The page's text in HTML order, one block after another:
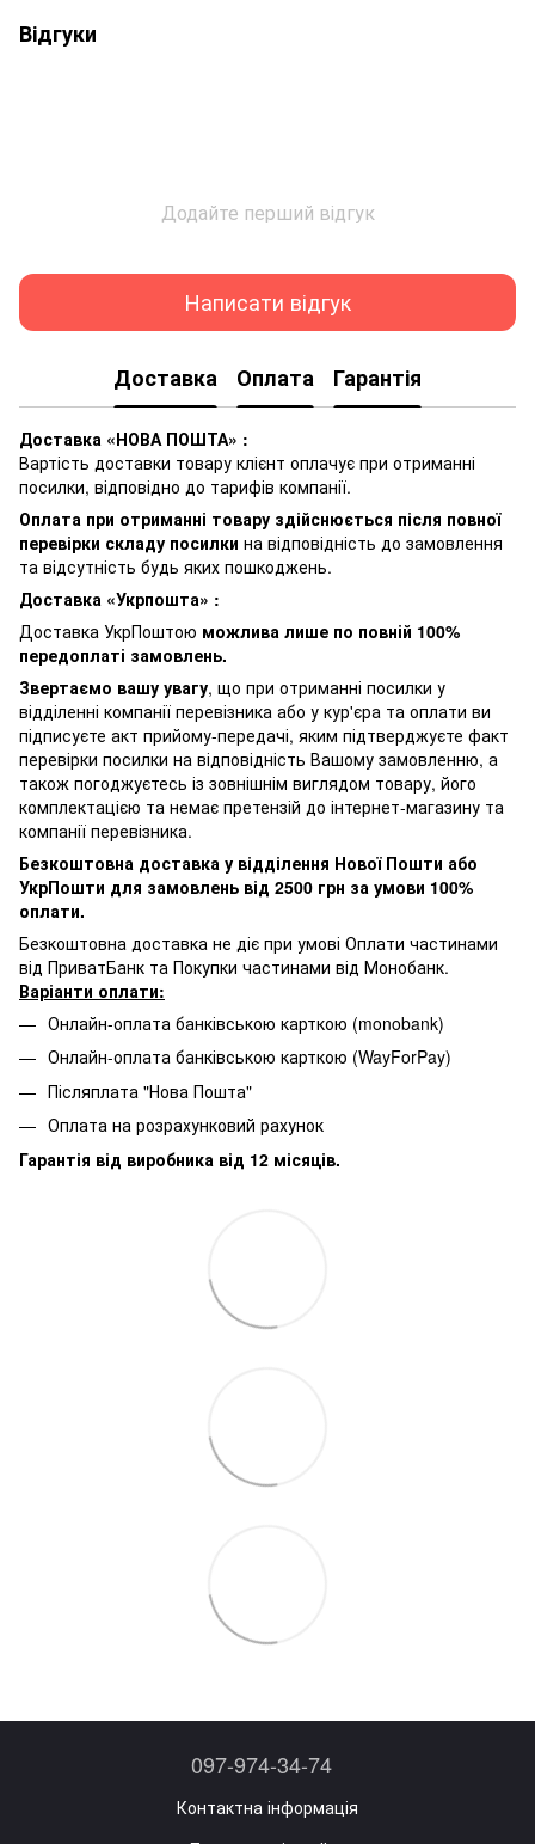
Відгуки
Додайте перший відгук
Написати відгук
Доставка Оплата Гарантія
Доставка «НОВА ПОШТА» :
Вартість доставки товару клієнт оплачує при отриманні
посилки, відповідно до тарифів компанії.
Оплата при отриманні товару здійснюється після повної
перевірки складу посилки на відповідність до замовлення
та відсутність будь яких пошкоджень.
Доставка «Укрпошта» :
Доставка УкрПоштою можлива лише по повній 100%
передоплаті замовлень.
Звертаємо вашу увагу, що при отриманні посилки у
відділенні компанії перевізника або у кур'єра та оплати ви
підписуєте акт прийому-передачі, яким підтверджуєте факт
перевірки посилки на відповідність Вашому замовленню, а
також погоджуєтесь із зовнішнім виглядом товару, його
комплектацією та немає претензій до інтернет-магазину та
компанії перевізника.
Безкоштовна доставка у відділення Нової Пошти або
УкрПошти для замовлень від 2500 грн за умови 100%
оплати.
Безкоштовна доставка не діє при умові Оплати частинами
від ПриватБанк та Покупки частинами від Монобанк.
Варіанти оплати:
Онлайн-оплата банківською карткою (monobank)
Онлайн-оплата банківською карткою (WayForPay)
Післяплата "Нова Пошта"
Оплата на розрахунковий рахунок
Гарантія від виробника від 12 місяців.
097-974-34-74
Контактна інформація